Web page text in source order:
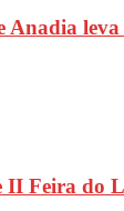
Anadia leva
II Feira do